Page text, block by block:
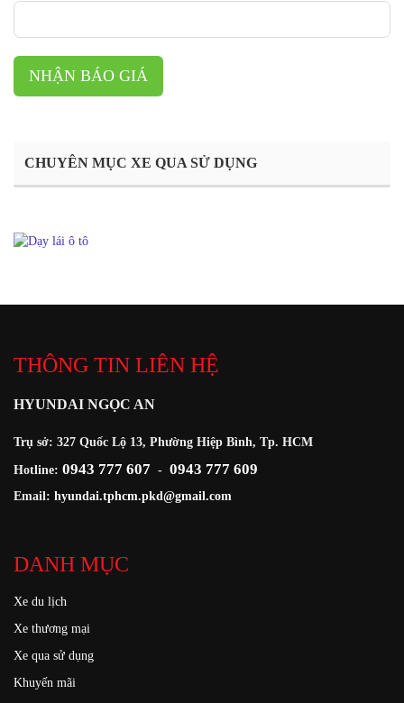
NHẬN BÁO GIÁ
CHUYÊN MỤC XE QUA SỬ DỤNG
THÔNG TIN LIÊN HỆ
HYUNDAI NGỌC AN
Trụ sở: 327 Quốc Lộ 13, Phường Hiệp Bình, Tp. HCM
Hotline: 0943 777 607 - 0943 777 609
Email: hyundai.tphcm.pkd@gmail.com
DANH MỤC
Xe du lịch
Xe thương mại
Xe qua sử dụng
Khuyến mãi